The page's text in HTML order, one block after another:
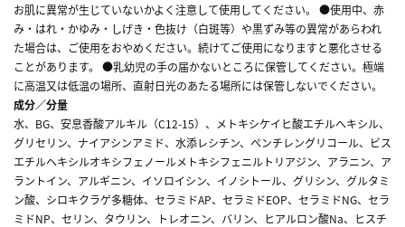
お肌に異常が生じていないかよく注意して使用してください。 ●使用中、赤
み・はれ・かゆみ・しげき・色抜け（白斑等）や黒ずみ等の異常があらわれ
た場合は、ご使用をおやめください。続けてご使用になりますと悪化させる
ことがあります。 ●乳幼児の手の届かないところに保管してください。極端
に高温又は低温の場所、直射日光のあたる場所には保管しないでください。
成分／分量
水、BG、安息香酸アルキル（C12-15）、メトキシケイヒ酸エチルヘキシル、
グリセリン、ナイアシンアミド、水添レシチン、ペンチレングリコール、ビス
エチルヘキシルオキシフェノールメトキシフェニルトリアジン、アラニン、ア
ラントイン、アルギニン、イソロイシン、イノシトール、グリシン、グルタミ
ン酸、シロキクラゲ多糖体、セラミドAP、セラミドEOP、セラミドNG、セラ
ミドNP、セリン、タウリン、トレオニン、バリン、ヒアルロン酸Na、ヒスチ